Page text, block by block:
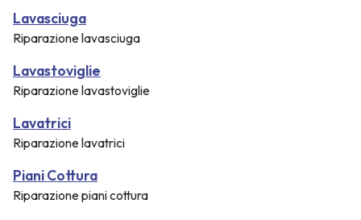
Lavasciuga
Riparazione lavasciuga
Lavastoviglie
Riparazione lavastoviglie
Lavatrici
Riparazione lavatrici
Piani Cottura
Riparazione piani cottura